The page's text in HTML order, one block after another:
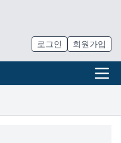
로그인 회원가입